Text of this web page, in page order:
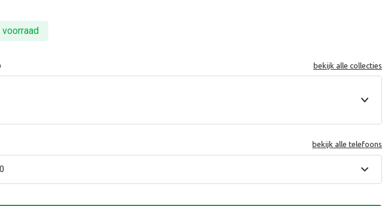
voorraad
bekijk alle collecties
bekijk alle telefoons